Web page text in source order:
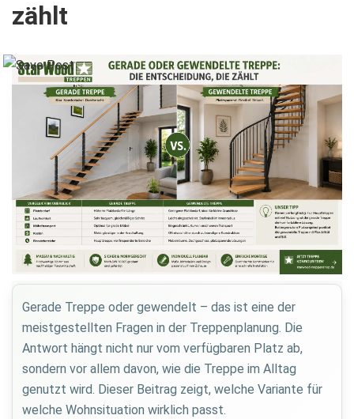
zählt
Gerade Treppe oder gewendelt – das ist eine der
meistgestellten Fragen in der Treppenplanung. Die
Antwort hängt nicht nur vom verfügbaren Platz ab,
sondern vor allem davon, wie die Treppe im Alltag
genutzt wird. Dieser Beitrag zeigt, welche Variante für
welche Wohnsituation wirklich passt.